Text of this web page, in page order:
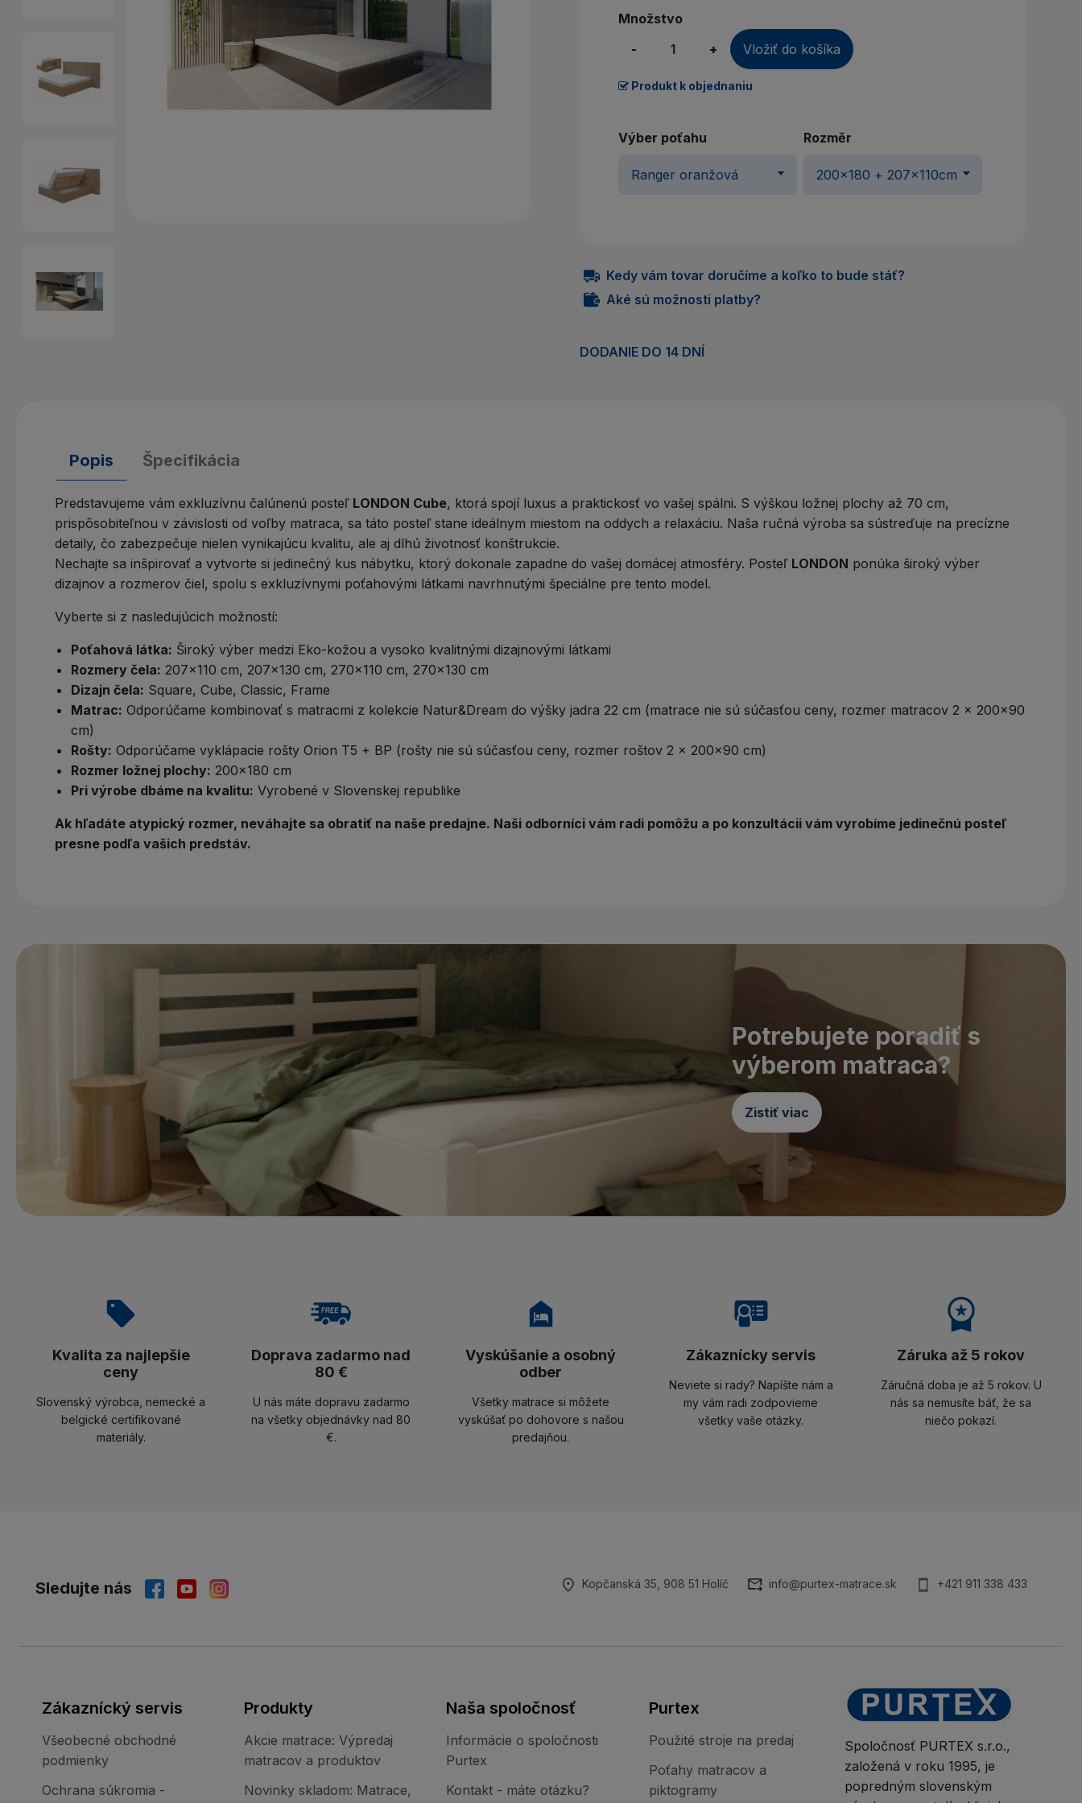
Prihlásiť sa
Množstvo
-
+ Vložiť do košíka
Produkt k objednaniu
Výber poťahu Rozměr
Kedy vám tovar doručíme a koľko to bude stáť?
Aké sú možnosti platby?
DODANIE DO 14 DNÍ
Popis Špecifikácia
Predstavujeme vám exkluzívnu čalúnenú posteľ LONDON Cube, ktorá spojí luxus a praktickosť vo vašej spálni. S výškou ložnej plochy až 70 cm,
prispôsobiteľnou v závislosti od voľby matraca, sa táto posteľ stane ideálnym miestom na oddych a relaxáciu. Naša ručná výroba sa sústreďuje na precízne
detaily, čo zabezpečuje nielen vynikajúcu kvalitu, ale aj dlhú životnosť konštrukcie.
Nechajte sa inšpirovať a vytvorte si jedinečný kus nábytku, ktorý dokonale zapadne do vašej domácej atmosféry. Posteľ LONDON ponúka široký výber
dizajnov a rozmerov čiel, spolu s exkluzívnymi poťahovými látkami navrhnutými špeciálne pre tento model.
Vyberte si z nasledujúcich možností:
Poťahová látka: Široký výber medzi Eko-kožou a vysoko kvalitnými dizajnovými látkami
Rozmery čela: 207x110 cm, 207x130 cm, 270x110 cm, 270x130 cm
Dizajn čela: Square, Cube, Classic, Frame
Matrac: Odporúčame kombinovať s matracmi z kolekcie Natur&Dream do výšky jadra 22 cm (matrace nie sú súčasťou ceny, rozmer matracov 2 x 200x90
cm)
Rošty: Odporúčame vyklápacie rošty Orion T5 + BP (rošty nie sú súčasťou ceny, rozmer roštov 2 x 200x90 cm)
Rozmer ložnej plochy: 200x180 cm
Pri výrobe dbáme na kvalitu: Vyrobené v Slovenskej republike
Ak hľadáte atypický rozmer, neváhajte sa obratiť na naše predajne. Naši odborníci vám radi pomôžu a po konzultácii vám vyrobíme jedinečnú posteľ
presne podľa vašich predstáv.
Potrebujete poradiť s
výberom matraca?
Zistiť viac
Kvalita za najlepšie
ceny
Slovenský výrobca, nemecké a
belgické certifikované
materiály.
Doprava zadarmo nad
80 €
U nás máte dopravu zadarmo
na všetky objednávky nad 80
€.
Vyskúšanie a osobný
odber
Všetky matrace si môžete
vyskúšať po dohovore s našou
predajňou.
Zákaznícky servis
Neviete si rady? Napíšte nám a
my vám radi zodpovieme
všetky vaše otázky.
Záruka až 5 rokov
Záručná doba je až 5 rokov. U
nás sa nemusíte báť, že sa
niečo pokazí.
Sledujte nás Kopčanská 35, 908 51 Holíč info@purtex-matrace.sk +421 911 338 433
Zákaznícký servis
Všeobecné obchodné
podmienky
Ochrana súkromia -
Produkty
Akcie matrace: Výpredaj
matracov a produktov
Novinky skladom: Matrace,
Naša spoločnosť
Informácie o spoločnosti
Purtex
Kontakt - máte otázku?
Purtex
Použité stroje na predaj
Poťahy matracov a
piktogramy
Spoločnosť PURTEX s.r.o.,
založená v roku 1995, je
popredným slovenským